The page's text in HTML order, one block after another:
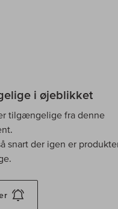
i øjeblikket
tilgængelige fra denne
snart der igen er